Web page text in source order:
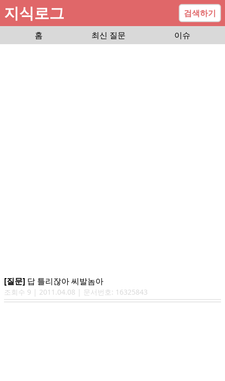
지식로그
검색하기
홈
최신 질문 이슈
[질문] 답 틀리잖아 씨발놈아
조회수 9 | 2011.04.08 | 문서번호: 16325843